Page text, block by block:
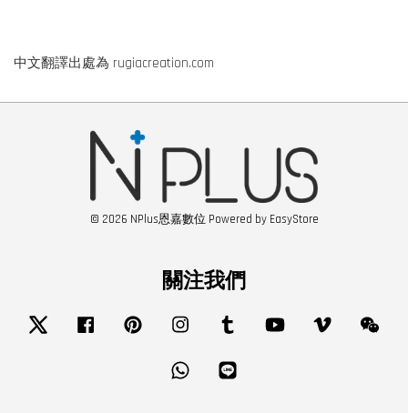
中文翻譯出處為 rugiacreation.com
© 2026 NPlus恩嘉數位 Powered by EasyStore
關注我們
Twitter Facebook Pinterest Instagram Tumblr YouTube Vimeo
Whatsapp